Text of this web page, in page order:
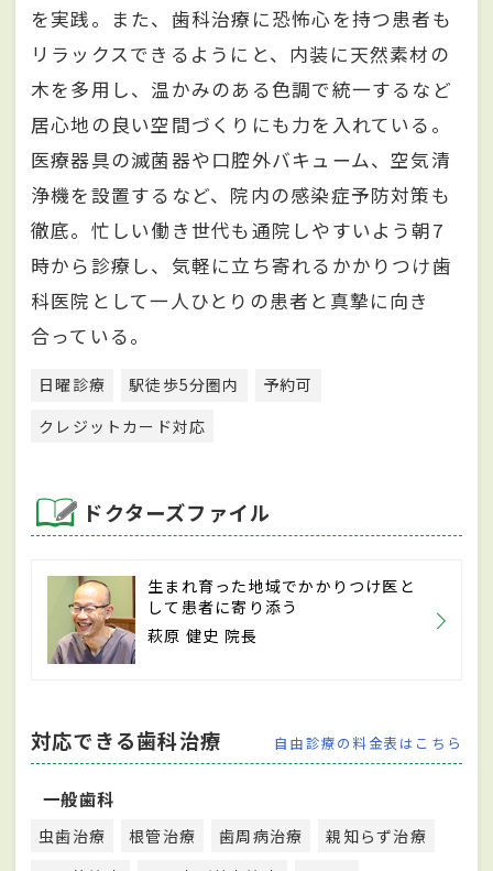
を実践。また、歯科治療に恐怖心を持つ患者も
リラックスできるようにと、内装に天然素材の
木を多用し、温かみのある色調で統一するなど
居心地の良い空間づくりにも力を入れている。
医療器具の滅菌器や口腔外バキューム、空気清
浄機を設置するなど、院内の感染症予防対策も
徹底。忙しい働き世代も通院しやすいよう朝7
時から診療し、気軽に立ち寄れるかかりつけ歯
科医院として一人ひとりの患者と真摯に向き
合っている。
日曜診療 駅徒歩5分圏内
予約可
クレジットカード対応
ドクターズファイル
生まれ育った地域でかかりつけ医と
して患者に寄り添う
萩原 健史 院長
対応できる歯科治療 自由診療の料金表はこちら
一般歯科
虫歯治療 根管治療 歯周病治療
親知らず治療